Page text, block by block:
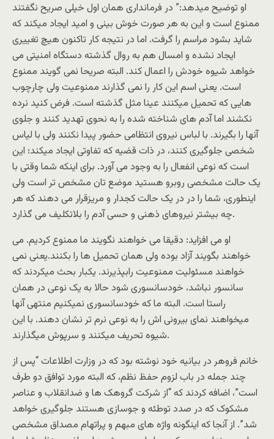
او توضیح میدهد:” در فرمانداری همان اول خیلی صریح نگفتند
ممنوع است و این به هر صورت خوش بینی و امید ایجاد میکند که
شاید بشود مراسم را گرفت. اما در نتیجه کار تاکنون هیچ تغییری
ایجاد نشده و امسال هم به روال گذشته دستگاه امنیتی می
خواهد شیوه خودش را اعمال کند. البته صریحا نمی گویند ممنوع
است. یعنی اسم این کار را نمی گذارند ممنوعیت ولی چارچوب
هایی که تحمیل میکنند عینا مثل گذشته است. فرض کنید نرده
نکشند اما آدم های شناخته شده را به نحوی تهدید کنند و جلوی
آنها را بگیرند. با لباس نیروی انتظامی حضور پیدا نکنند ولی با لیاس
شخصی جلوگیری کنند، در ذات قضیه که تفاوتی ایجاد میکند؛ این
است که نوعی انفعال را به وجود می آورد. برای اینکه شما وقتی با
یک حالت مشخصی روبرو هستید موضع تان مشخص تر است ولی
اینطوری، شما را در در یک حالت کجدار و مریزقرار می دهند که هر
چه بیشتر نیروهای ذهنی و حسی آدم را بلاتکلیف می گذارد.
او می افزاید: دقیقا می خواهند نگویند ما ممنوع کردیم. می
خواهند بگویند آزاد بوده ولی همان تحمیل ها را بکنند.یعنی نمی
خواهند مسئولیت ممنوعیت رابپذیرند. یکبار بحث میکردند که
سانسور نباشد، خودسانسوری شود حالا به یک نوعی در همان
راستا است. البته ما که خودسانسوری نمیکنیم منتهی آنها
میخواهند نمای بیرونی اش را به نوعی نرم تر نشان دهند. با این
شیوه تحریف میکنند و سرپوش میگذارند.
خانم فروهر در بیانیه خود نوشته بود که در وزارت اطلاعات “پس از
چند جمله در باب لزوم حفظ نظم، که البته مورد توافق دو طرف
است”، اضافه کردند که “از شرکت گروهک ‌ها و ضدانقلاب و عناصر
مشکوک که در صدد توطئه و جوسازی هستند جلوگیری خواهد
شد”. از آنجا که اینگونه واژه های مبهم و پراتهام مصداق مشخصی